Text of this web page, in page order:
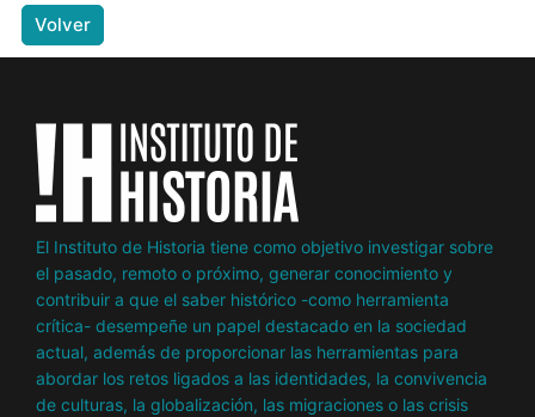
Volver
El Instituto de Historia tiene como objetivo investigar sobre
el pasado, remoto o próximo, generar conocimiento y
contribuir a que el saber histórico -como herramienta
crítica- desempeñe un papel destacado en la sociedad
actual, además de proporcionar las herramientas para
abordar los retos ligados a las identidades, la convivencia
de culturas, la globalización, las migraciones o las crisis